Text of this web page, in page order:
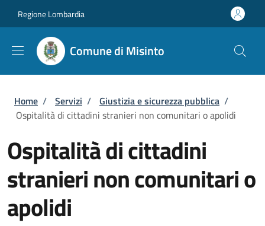
Regione Lombardia
Comune di Misinto
Briciole di pane
Home / Servizi / Giustizia e sicurezza pubblica /
Ospitalità di cittadini stranieri non comunitari o apolidi
Ospitalità di cittadini
stranieri non comunitari o
apolidi